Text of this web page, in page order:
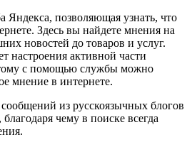
Яндекса, позволяющая узнать, что
Здесь вы найдете мнения на
новостей до товаров и услуг.
настроения активной части
с помощью службы можно
мнение в интернете.
из русскоязычных блогов
чему в поиске всегда